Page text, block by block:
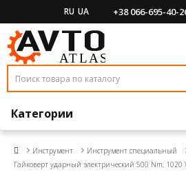
RU UA +38 066-695-40-
Категории
Инструмент
Инструмент специальный
Гайковерт ударный электрический 500 Nm, 1020